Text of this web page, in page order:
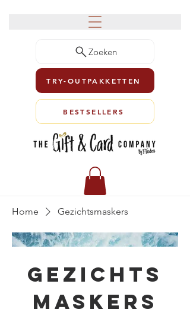
Zoeken
TRY-OUTPAKKETTEN
BESTSELLERS
Home Gezichtsmaskers
Gezichts
maskers